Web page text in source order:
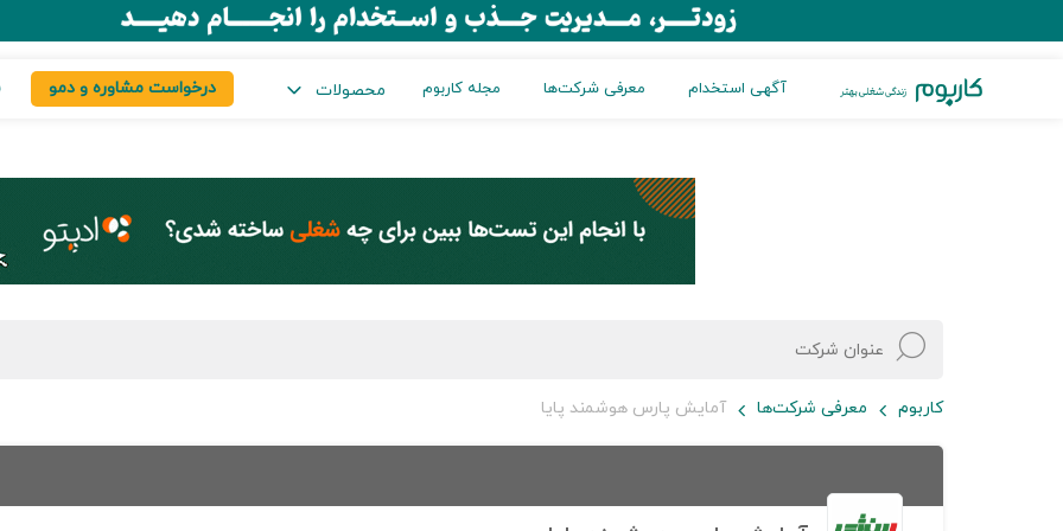
آگهی استخدام معرفی شرکت‌ها مجله کاربوم محصولات درخواست مشاوره و دمو
کاربوم معرفی شرکت‌ها آمایش پارس هوشمند پایا